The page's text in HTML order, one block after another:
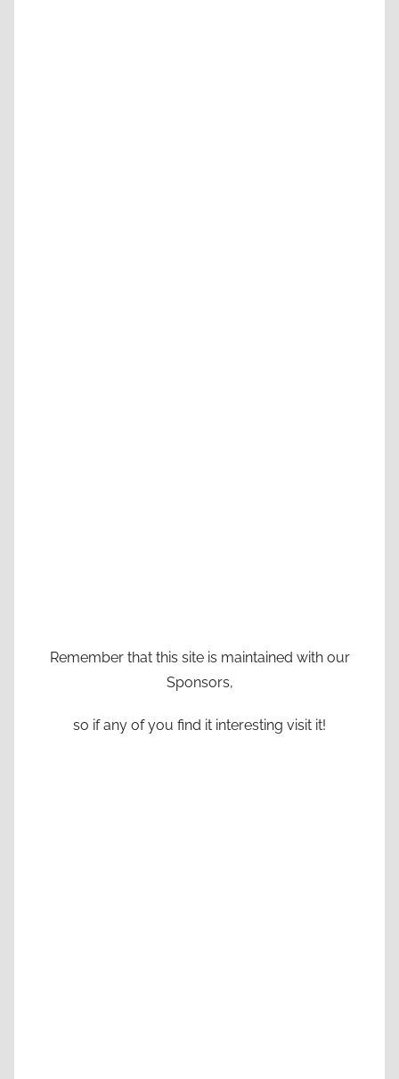
Remember that this site is maintained with our
Sponsors,
so if any of you find it interesting visit it!